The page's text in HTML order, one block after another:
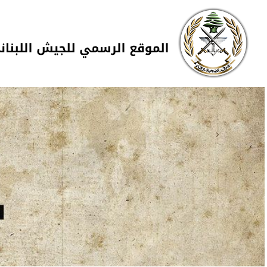
تجاوز إلى المحتوى الرئيسي
Skip to navigation